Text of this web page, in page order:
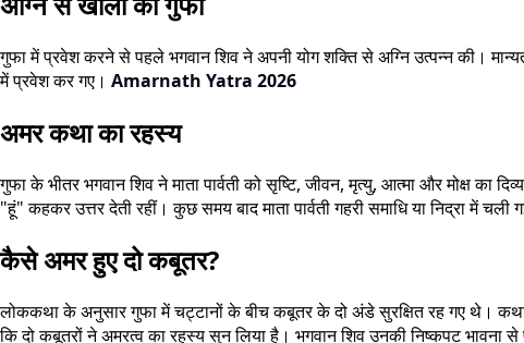
गुफा में प्रवेश करने से पहले भगवान शिव ने अपनी योग शक्ति से अग्नि उत्पन्न की।
में प्रवेश कर गए। Amarnath Yatra 2026
अमर कथा का रहस्य
गुफा के भीतर भगवान शिव ने माता पार्वती को सृष्टि, जीवन, मृत्यु, आत्मा और मोक्ष का
"हूं" कहकर उत्तर देती रहीं। कुछ समय बाद माता पार्वती गहरी समाधि या निद्रा में
कैसे अमर हुए दो कबूतर?
लोककथा के अनुसार गुफा में चट्टानों के बीच कबूतर के दो अंडे सुरक्षित रह गए थे।
कि दो कबूतरों ने अमरत्व का रहस्य सुन लिया है। भगवान शिव उनकी निष्कपट